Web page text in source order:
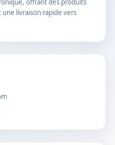
offrant des produits
livraison rapide vers